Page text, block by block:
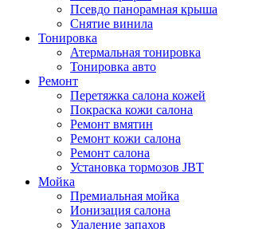
Псевдо панорамная крыша
Снятие винила
Тонировка
Атермальная тонировка
Тонировка авто
Ремонт
Перетяжка салона кожей
Покраска кожи салона
Ремонт вмятин
Ремонт кожи салона
Ремонт салона
Установка тормозов JBT
Мойка
Премиальная мойка
Ионизация салона
Удаление запахов